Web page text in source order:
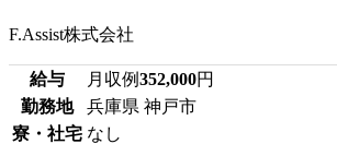
F.Assist株式会社
給与 月収例352,000円
勤務地
兵庫県 神戸市
寮・社宅 なし